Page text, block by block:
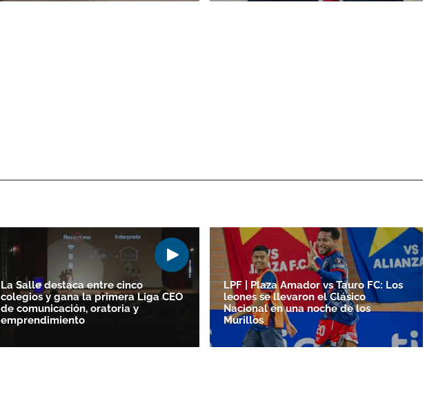
La Salle destaca entre cinco
colegios y gana la primera Liga CEO
de comunicación, oratoria y
emprendimiento
LPF | Plaza Amador vs Tauro FC: Los
leones se llevaron el Clásico
Nacional en una noche de los
Murillos